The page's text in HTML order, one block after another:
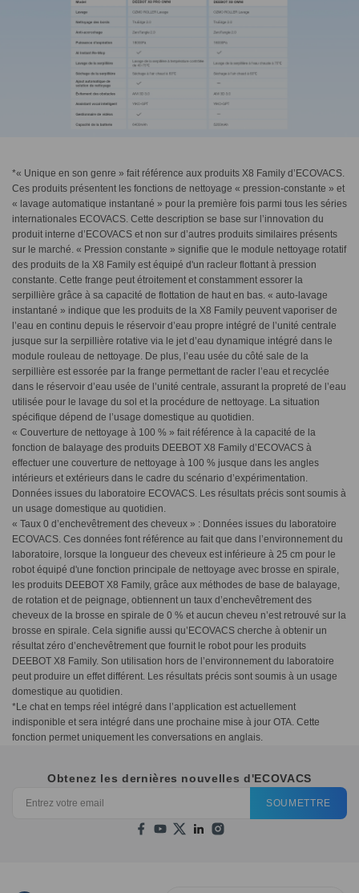
*« Unique en son genre » fait référence aux produits X8 Family d’ECOVACS.
Ces produits présentent les fonctions de nettoyage « pression-constante » et
« lavage automatique instantané » pour la première fois parmi tous les séries
internationales ECOVACS. Cette description se base sur l’innovation du
produit interne d’ECOVACS et non sur d’autres produits similaires présents
sur le marché. « Pression constante » signifie que le module nettoyage rotatif
des produits de la X8 Family est équipé d'un racleur flottant à pression
constante. Cette frange peut étroitement et constamment essorer la
serpillière grâce à sa capacité de flottation de haut en bas. « auto-lavage
instantané » indique que les produits de la X8 Family peuvent vaporiser de
l’eau en continu depuis le réservoir d’eau propre intégré de l’unité centrale
jusque sur la serpillière rotative via le jet d’eau dynamique intégré dans le
module rouleau de nettoyage. De plus, l’eau usée du côté sale de la
serpillière est essorée par la frange permettant de racler l’eau et recyclée
dans le réservoir d’eau usée de l’unité centrale, assurant la propreté de l’eau
utilisée pour le lavage du sol et la procédure de nettoyage. La situation
spécifique dépend de l’usage domestique au quotidien.
« Couverture de nettoyage à 100 % » fait référence à la capacité de la
fonction de balayage des produits DEEBOT X8 Family d’ECOVACS à
effectuer une couverture de nettoyage à 100 % jusque dans les angles
intérieurs et extérieurs dans le cadre du scénario d’expérimentation.
Données issues du laboratoire ECOVACS. Les résultats précis sont soumis à
un usage domestique au quotidien.
« Taux 0 d’enchevêtrement des cheveux » : Données issues du laboratoire
ECOVACS. Ces données font référence au fait que dans l’environnement du
laboratoire, lorsque la longueur des cheveux est inférieure à 25 cm pour le
robot équipé d'une fonction principale de nettoyage avec brosse en spirale,
les produits DEEBOT X8 Family, grâce aux méthodes de base de balayage,
de rotation et de peignage, obtiennent un taux d’enchevêtrement des
cheveux de la brosse en spirale de 0 % et aucun cheveu n’est retrouvé sur la
brosse en spirale. Cela signifie aussi qu’ECOVACS cherche à obtenir un
résultat zéro d’enchevêtrement que fournit le robot pour les produits
DEEBOT X8 Family. Son utilisation hors de l’environnement du laboratoire
peut produire un effet différent. Les résultats précis sont soumis à un usage
domestique au quotidien.
*Le chat en temps réel intégré dans l’application est actuellement
indisponible et sera intégré dans une prochaine mise à jour OTA. Cette
fonction permet uniquement les conversations en anglais.
Obtenez les dernières nouvelles d'ECOVACS
SOUMETTRE